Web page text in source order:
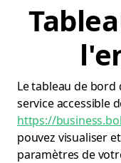
Le tableau de
service accessible
https://
pouvez visualiser
paramètres de